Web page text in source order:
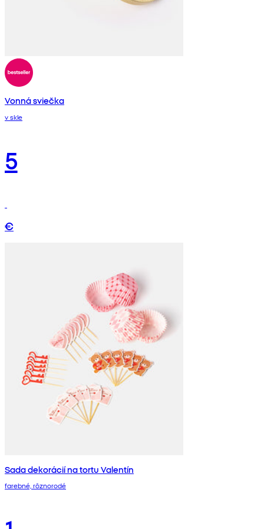
Vonná sviečka
v skle
5
€
Sada dekorácií na tortu Valentín
farebné, rôznorodé